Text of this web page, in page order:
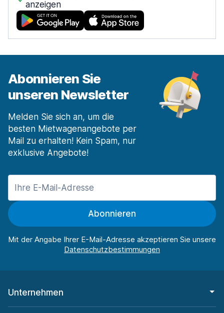
anzeigen
Abonnieren Sie
unseren Newsletter
Melden Sie sich an, um die
besten Mietwagenangebote per
Mail zu erhalten! Kein Spam, nur
exklusive Angebote!
Abonnieren
Mit der Angabe Ihrer E-Mail-Adresse akzeptieren Sie unsere
Unternehmen